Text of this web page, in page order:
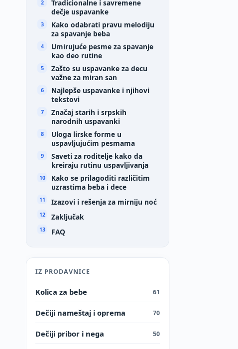
Tradicionalne i savremene
dečje uspavanke
Kako odabrati pravu melodiju
za spavanje beba
Umirujuće pesme za spavanje
kao deo rutine
Zašto su uspavanke za decu
važne za miran san
Najlepše uspavanke i njihovi
tekstovi
Značaj starih i srpskih
narodnih uspavanki
Uloga lirske forme u
uspavljujućim pesmama
Saveti za roditelje kako da
kreiraju rutinu uspavljivanja
Kako se prilagoditi različitim
uzrastima beba i dece
Izazovi i rešenja za mirniju noć
Zaključak
FAQ
IZ PRODAVNICE
Kolica za bebe 61
Dečiji nameštaj i oprema 70
Dečiji pribor i nega 50